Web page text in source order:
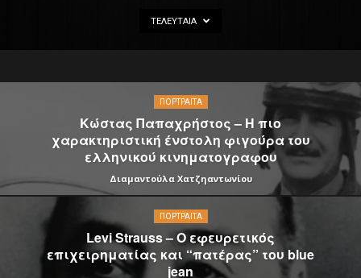
ΤΕΛΕΥΤΑΊΑ
ΠΟΡΤΡΑΊΤΑ
Κώστας Παπαχρήστος – Η πιο
χαρακτηριστική ένστολη φιγούρα του
ελληνικού κινηματογραφου
Διαμαντούλα Χατζηαντωνίου
ΠΟΡΤΡΑΊΤΑ
Levi Strauss – Ο εφευρετικός
επιχειρηματίας και “πατέρας” του blue
jean